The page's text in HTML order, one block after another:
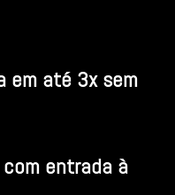
em até 3x sem
entrada à